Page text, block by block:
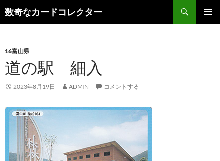
ン
ツ
へ
ス
キ
プ
数奇なカードコレクター
検
索
16富山県
道の駅 細入
2023年8月19日 ADMIN コメントする